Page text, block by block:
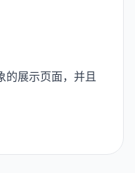
的展示页面，并且